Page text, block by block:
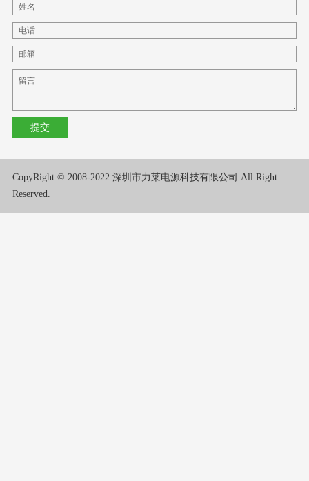
CopyRight © 2008-2022 深圳市力莱电源科技有限公司 All Right
Reserved.